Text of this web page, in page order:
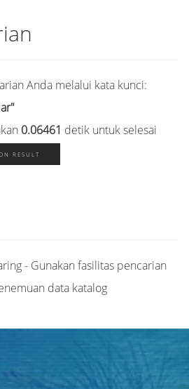
Anda melalui kata kunci:
0.06461 detik untuk selesai
RESULT
- Gunakan fasilitas pencarian
data katalog